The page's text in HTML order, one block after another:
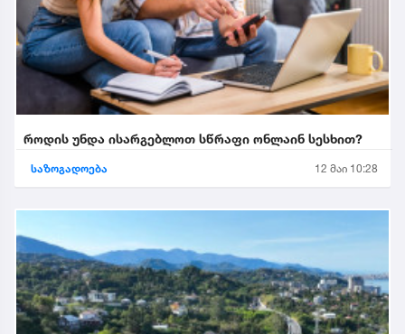
როდის უნდა ისარგებლოთ სწრაფი ონლაინ სესხით?
საზოგადოება 12 მაი 10:28